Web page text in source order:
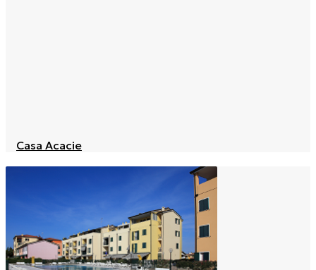
Casa Acacie